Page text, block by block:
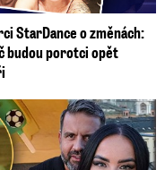
StarDance o změnách:
budou porotci opět
přání k narozeninám